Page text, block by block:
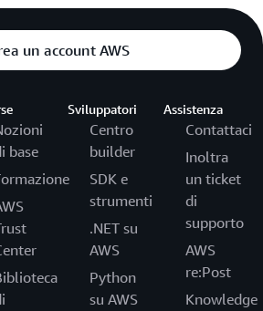
un account AWS
base
Sviluppatori
Centro
builder
SDK e
strumenti
.NET su
AWS
Python
su AWS
Assistenza
Contattaci
Inoltra
un ticket
di
supporto
AWS
re:Post
Knowledge